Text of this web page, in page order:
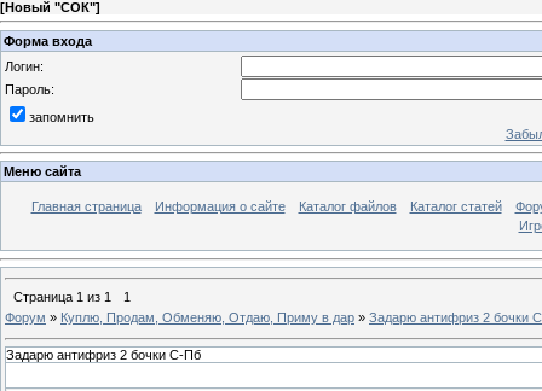
[Новый "СОК"]
Форма входа
Логин:
Пароль:
запомнить
Меню сайта
Главная страница Информация о сайте Каталог файлов Каталог статей
Страница 1 из 1
1
Форум » Куплю, Продам, Обменяю, Отдаю, Приму в дар » Задарю антифриз 2 бочки
Задарю антифриз 2 бочки С-Пб